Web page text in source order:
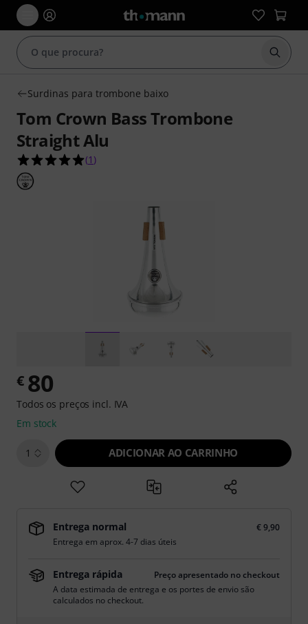
Iniciar
Surdinas para trombone baixo
Tom Crown Bass Trombone
Straight Alu
5.0 de 5 estrelas de 1 avaliações de clientes
(1 )
€ 80
Todos os preços incl. IVA
Em stock
1 ADICIONAR AO CARRINHO
Entrega normal
€ 9,90
Entrega em aprox. 4-7 dias úteis
Entrega rápida
Preço apresentado no checkout
A data estimada de entrega e os portes de envio são
calculados no checkout.